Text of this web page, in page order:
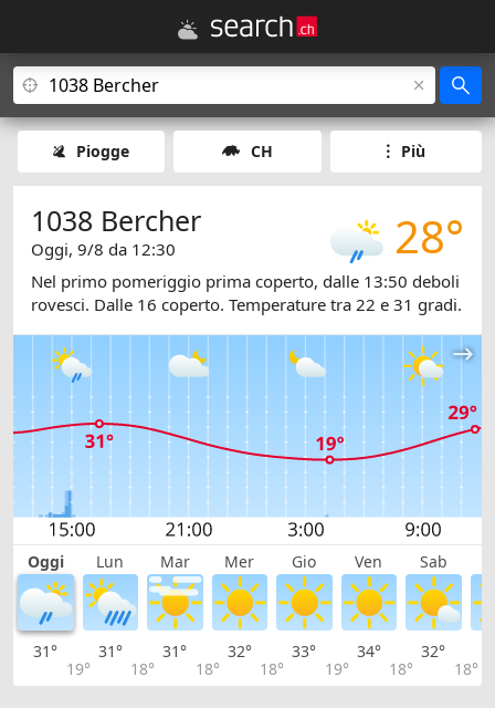
Piogge CH Più
28°
1038 Bercher
Oggi, 9/8 da 12:30
Nel primo pomeriggio prima coperto, dalle 13:50 deboli
rovesci. Dalle 16 coperto. Temperature tra 22 e 31 gradi.
Oggi Lun Mar Mer Gio Ven Sab
31°
19°
31°
18°
31°
18°
32°
18°
33°
19°
34°
18°
32°
18°